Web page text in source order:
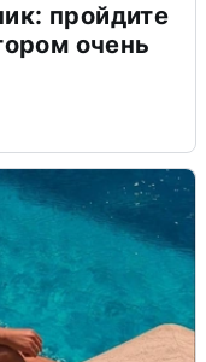
пройдите
очень